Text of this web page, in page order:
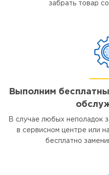
забрать товар
Выполним
В случае любых неполадок
в сервисном центре или
бесплатно